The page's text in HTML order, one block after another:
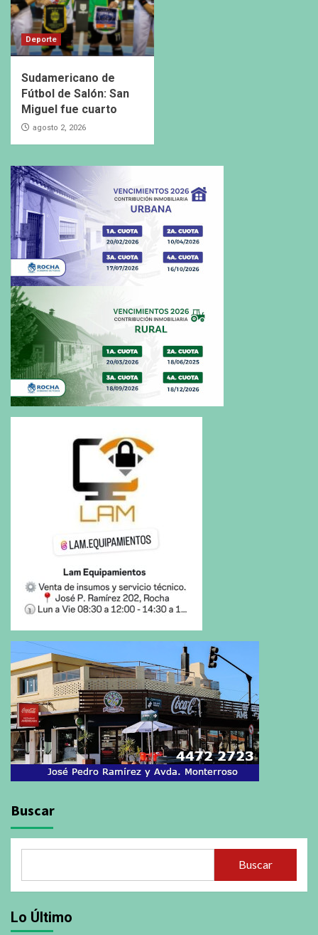
Deporte
Sudamericano de
Fútbol de Salón: San
Miguel fue cuarto
agosto 2, 2026
Buscar
Buscar
Lo Último